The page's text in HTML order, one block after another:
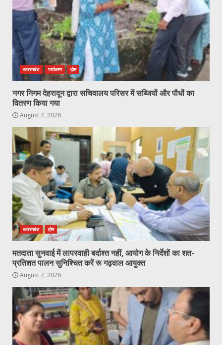
उत्तराखंड पर्यावरण होम
नगर निगम देहरादून द्वारा सचिवालय परिसर में सब्जियों और पौधों का
वितरण किया गया
August 7, 2026
उत्तराखंड होम
मतदाता सुनवाई में लापरवाही बर्दाश्त नहीं, आयोग के निर्देशों का शत-
प्रतिशत पालन सुनिश्चित करें रू गढ़वाल आयुक्त
August 7, 2026